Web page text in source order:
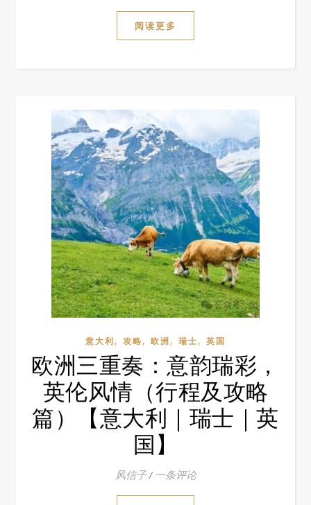
阅读更多
意大利, 攻略, 欧洲, 瑞士, 英国
欧洲三重奏：意韵瑞彩，
英伦风情（行程及攻略
篇）【意大利｜瑞士｜英
国】
风信子 / 一条评论